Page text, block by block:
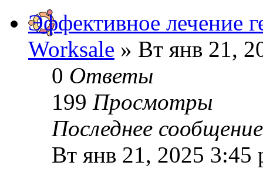
Эффективное лечение
Worksale » Вт янв 21,
0 Ответы
199 Просмотры
Последнее
Вт янв 21, 2025 3:45